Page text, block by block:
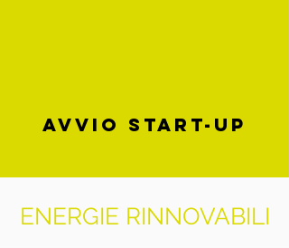
AVVIO START-UP
ENERGIE RINNOVABILI